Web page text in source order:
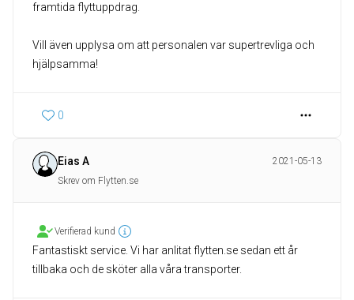
framtida flyttuppdrag.
Vill även upplysa om att personalen var supertrevliga och
hjälpsamma!
0
Eias A
2021-05-13
Skrev om Flytten.se
Verifierad kund
Fantastiskt service. Vi har anlitat flytten.se sedan ett år
tillbaka och de sköter alla våra transporter.